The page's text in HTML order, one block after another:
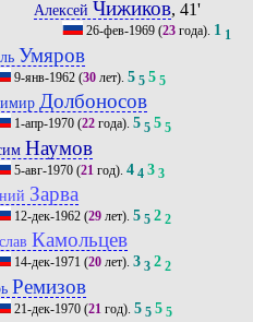
Алексей Чижиков, 41'
26-фев-1969 (23 года). 1 1
Умяров
9-янв-1962(30лет). 5 5 5 5
Долбоносов
1-апр-1970(22года). 5 5 5 5
Наумов
5-авг-1970(21 год). 4 4 3 3
Зарва
12-дек-1962(29лет). 5 5 2 2
Камольцев
14-дек-1971 (20лет). 3 3 2 2
Ремизов
21-дек-1970(21 год). 5 5 5 5